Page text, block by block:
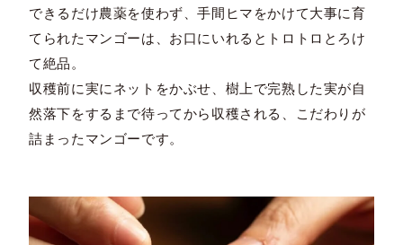
できるだけ農薬を使わず、手間ヒマをかけて大事に育
てられたマンゴーは、お口にいれるとトロトロとろけ
て絶品。
収穫前に実にネットをかぶせ、樹上で完熟した実が自
然落下をするまで待ってから収穫される、こだわりが
詰まったマンゴーです。